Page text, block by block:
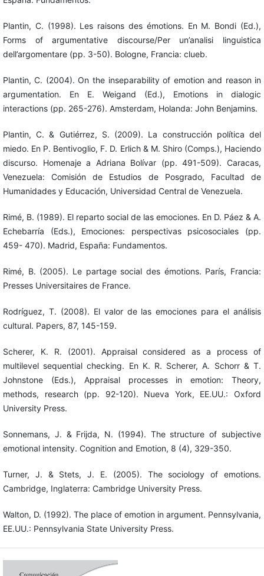
Plantin, C. (1998). Les raisons des émotions. En M. Bondi (Ed.),
Forms of argumentative discourse/Per un’analisi linguistica
dell’argomentare (pp. 3-50). Bologne, Francia: clueb.
Plantin, C. (2004). On the inseparability of emotion and reason in
argumentation. En E. Weigand (Ed.), Emotions in dialogic
interactions (pp. 265-276). Amsterdam, Holanda: John Benjamins.
Plantin, C. & Gutiérrez, S. (2009). La construcción política del
miedo. En P. Bentivoglio, F. D. Erlich & M. Shiro (Comps.), Haciendo
discurso. Homenaje a Adriana Bolívar (pp. 491-509). Caracas,
Venezuela: Comisión de Estudios de Posgrado, Facultad de
Humanidades y Educación, Universidad Central de Venezuela.
Rimé, B. (1989). El reparto social de las emociones. En D. Páez & A.
Echebarría (Eds.), Emociones: perspectivas psicosociales (pp.
459- 470). Madrid, España: Fundamentos.
Rimé, B. (2005). Le partage social des émotions. París, Francia:
Presses Universitaires de France.
Rodríguez, T. (2008). El valor de las emociones para el análisis
cultural. Papers, 87, 145-159.
Scherer, K. R. (2001). Appraisal considered as a process of
multilevel sequential checking. En K. R. Scherer, A. Schorr & T.
Johnstone (Eds.), Appraisal processes in emotion: Theory,
methods, research (pp. 92-120). Nueva York, EE.UU.: Oxford
University Press.
Sonnemans, J. & Frijda, N. (1994). The structure of subjective
emotional intensity. Cognition and Emotion, 8 (4), 329-350.
Turner, J. & Stets, J. E. (2005). The sociology of emotions.
Cambridge, Inglaterra: Cambridge University Press.
Walton, D. (1992). The place of emotion in argument. Pennsylvania,
EE.UU.: Pennsylvania State University Press.